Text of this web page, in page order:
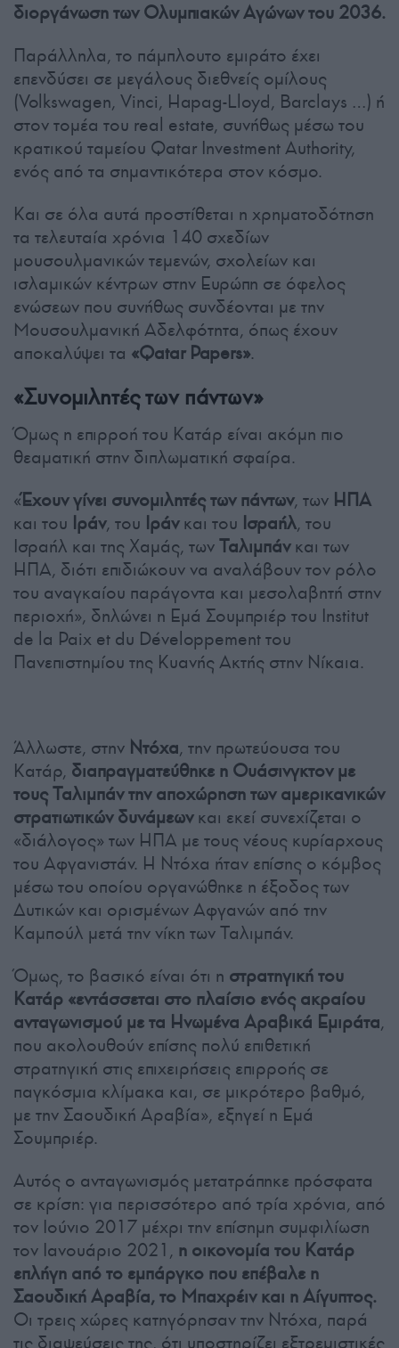
διοργάνωση των Ολυμπιακών Αγώνων του 2036.
Παράλληλα, το πάμπλουτο εμιράτο έχει
επενδύσει σε μεγάλους διεθνείς ομίλους
(Volkswagen, Vinci, Hapag-Lloyd, Barclays …) ή
στον τομέα του real estate, συνήθως μέσω του
κρατικού ταμείου Qatar Investment Authority,
ενός από τα σημαντικότερα στον κόσμο.
Και σε όλα αυτά προστίθεται η χρηματοδότηση
τα τελευταία χρόνια 140 σχεδίων
μουσουλμανικών τεμενών, σχολείων και
ισλαμικών κέντρων στην Ευρώπη σε όφελος
ενώσεων που συνήθως συνδέονται με την
Μουσουλμανική Αδελφότητα, όπως έχουν
αποκαλύψει τα «Qatar Papers».
«Συνομιλητές των πάντων»
Όμως η επιρροή του Κατάρ είναι ακόμη πιο
θεαματική στην διπλωματική σφαίρα.
«Έχουν γίνει συνομιλητές των πάντων, των ΗΠΑ
και του Ιράν, του Ιράνκαι του Ισραήλ, του
Ισραήλ και της Χαμάς, τωνΤαλιμπάνκαι των
ΗΠΑ, διότι επιδιώκουν να αναλάβουν τον ρόλο
του αναγκαίου παράγοντα και μεσολαβητή στην
περιοχή», δηλώνει η Εμά Σουμπριέρ του Institut
de la Paix et du Développement του
Πανεπιστημίου της Κυανής Ακτής στην Νίκαια.
Άλλωστε, στην Ντόχα, την πρωτεύουσα του
Κατάρ, διαπραγματεύθηκε η Ουάσινγκτον με
τους Ταλιμπάν την αποχώρηση των αμερικανικών
στρατιωτικών δυνάμεωνκαι εκεί συνεχίζεται ο
«διάλογος» των ΗΠΑ με τους νέους κυρίαρχους
του Αφγανιστάν. Η Ντόχα ήταν επίσης ο κόμβος
μέσω του οποίου οργανώθηκε η έξοδος των
Δυτικών και ορισμένων Αφγανών από την
Καμπούλ μετά την νίκη των Ταλιμπάν.
Όμως, το βασικό είναι ότι η στρατηγική του
Κατάρ «εντάσσεται στο πλαίσιο ενός ακραίου
ανταγωνισμού με τα Ηνωμένα Αραβικά Εμιράτα,
που ακολουθούν επίσης πολύ επιθετική
στρατηγική στις επιχειρήσεις επιρροής σε
παγκόσμια κλίμακα και, σε μικρότερο βαθμό,
με την Σαουδική Αραβία», εξηγεί η Εμά
Σουμπριέρ.
Αυτός ο ανταγωνισμός μετατράπηκε πρόσφατα
σε κρίση: για περισσότερο από τρία χρόνια, από
τον Ιούνιο 2017 μέχρι την επίσημη συμφιλίωση
τον Ιανουάριο 2021, η οικονομία του Κατάρ
επλήγη από το εμπάργκο που επέβαλε η
Σαουδική Αραβία, το Μπαχρέιν και η Αίγυπτος.
Οι τρεις χώρες κατηγόρησαν την Ντόχα, παρά
τις διαψεύσεις της, ότι υποστηρίζει εξτρεμιστικές